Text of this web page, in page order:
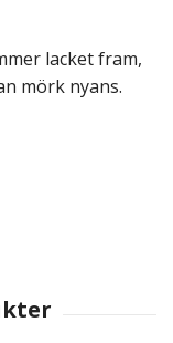
lacket fram,
mörk nyans.